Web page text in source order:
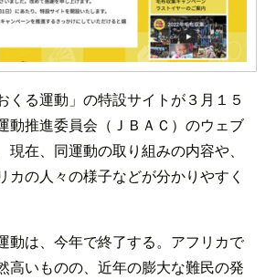
くる運動」の特設サイトが３月１５
動推進委員会（ＪＢＡＣ）のウェブ
在、同運動の取り組みの内容や、
カの人々の様子などが分かりやすく
動は、今年で終了する。アフリカで
高いものの、近年の膨大な難民の発